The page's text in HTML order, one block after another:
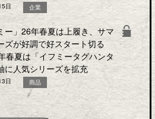
日 企業
ー」26年春夏は上履き、サマ
ズが好調で好スタート切る
夏は「イフミータグハンタ
に人気シリーズを拡充
日 商品